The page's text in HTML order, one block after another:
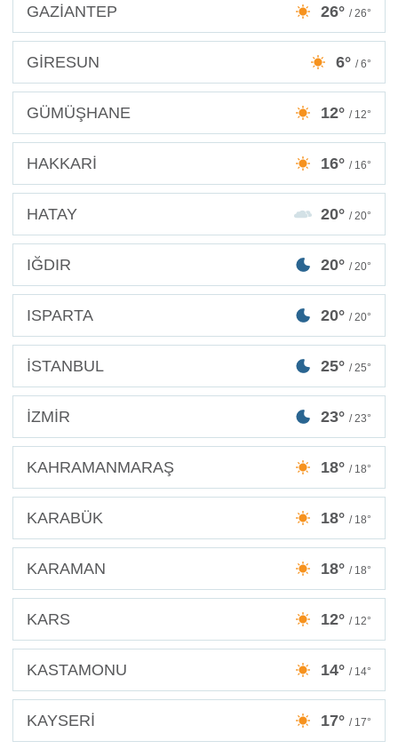
GAZİANTEP 26° / 26°
GİRESUN 6° / 6°
GÜMÜŞHANE 12° / 12°
HAKKARİ 16° / 16°
HATAY 20° / 20°
IĞDIR 20° / 20°
ISPARTA 20° / 20°
İSTANBUL 25° / 25°
İZMİR 23° / 23°
KAHRAMANMARAŞ 18° / 18°
KARABÜK 18° / 18°
KARAMAN 18° / 18°
KARS 12° / 12°
KASTAMONU 14° / 14°
KAYSERİ 17° / 17°